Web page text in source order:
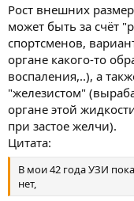
Рост внешних
может быть за счёт
спортсменов,
органе какого-то
воспаления,..), а
"железистом"
органе этой
при застое желчи).
Цитата:
В мои 42 года УЗИ
нет,